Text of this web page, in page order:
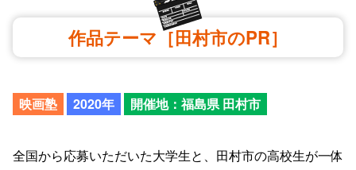
作品テーマ［田村市のPR］
映画塾 2020年 開催地：福島県 田村市
全国から応募いただいた大学生と、田村市の高校生が一体